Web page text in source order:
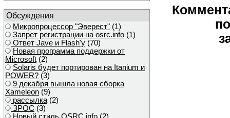
Обсуждения
Микропроцессор "Эверест" (1)
Запрет регистрации на osrc.info (1)
Ответ Javе и Flash'у (70)
Новая программа поддержки от
Microsoft (2)
Solaris будет портирован на Itanium и
POWER? (3)
9 декабря вышла новая сборка
Xameleon (9)
рассылка (2)
ЗРОС (3)